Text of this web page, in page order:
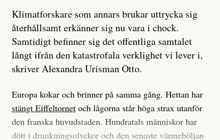
Klimatforskare som annars brukar uttrycka sig
återhållsamt erkänner sig nu vara i chock.
Samtidigt befinner sig det offentliga samtalet
långt ifrån den katastrofala verklighet vi lever i,
skriver Alexandra Urisman Otto.
Europa kokar och brinner på samma gång. Hettan har
stängt Eiffeltornet och lågorna står höga strax utanför
den franska huvudstaden. Hundratals människor har
dött i drunkningsolyckor och den senaste värmeböljan